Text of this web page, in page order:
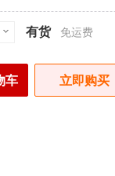
有货 免运费
车 立即购买